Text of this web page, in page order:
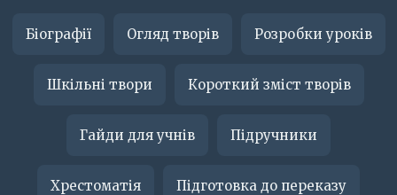
Біографії Огляд творів Розробки уроків
Шкільні твори Короткий зміст творів
Гайди для учнів Підручники
Хрестоматія Підготовка до переказу